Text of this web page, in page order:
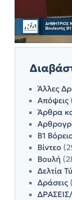
Άλλες
Απόψεις
Άρθρα
Β1
Βίντεο
Βουλή
Δελτία
Δράσεις